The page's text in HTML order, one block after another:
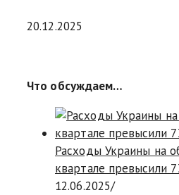
20.12.2025
Что обсуждаем…
Расходы Украины на
квартале превысили
12.06.2025/